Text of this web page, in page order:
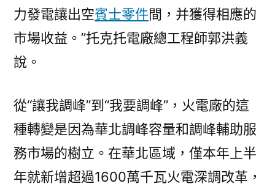
力發電讓出空賓士零件間，并獲得相應的
市場收益。”托克托電廠總工程師郭洪義
說。
從“讓我調峰”到“我要調峰”，火電廠的這
種轉變是因為華北調峰容量和調峰輔助服
務市場的樹立。在華北區域，僅本年上半
年就新增超過1600萬千瓦火電深調改革，